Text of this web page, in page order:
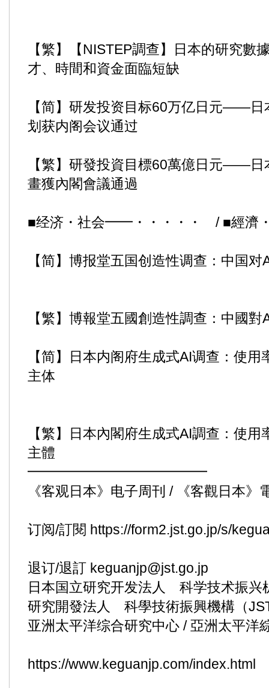
【繁】【NISTEP調查】日本的研究數
才、時間和資金面臨短缺
【简】研发投资目标60万亿日元——日
划获内阁会议通过
【繁】研發投資目標60萬億日元——日
畫獲內閣會議通過
■经济・社会━━・・・・・ / ■經濟
【简】博报堂五国创造性调查：中国
【繁】博報堂五國創造性調查：中國
【简】日本内阁府生成式AI调查：使
主体
【繁】日本內閣府生成式AI調查：使
主體
━━━━━━━━━━━━━
《客观日本》电子周刊 / 《客觀日本》
订阅/訂閱 https://form2.​jst.​go.​jp/s/
退订/退訂 keguanjp@​jst.​go.​jp
日本国立研究开发法人 科学技术振兴
研究開發法人 科學技術振興機構（
亚洲太平洋综合研究中心 / 亞洲太平洋
https://www.​keguanjp.​com/index.​html